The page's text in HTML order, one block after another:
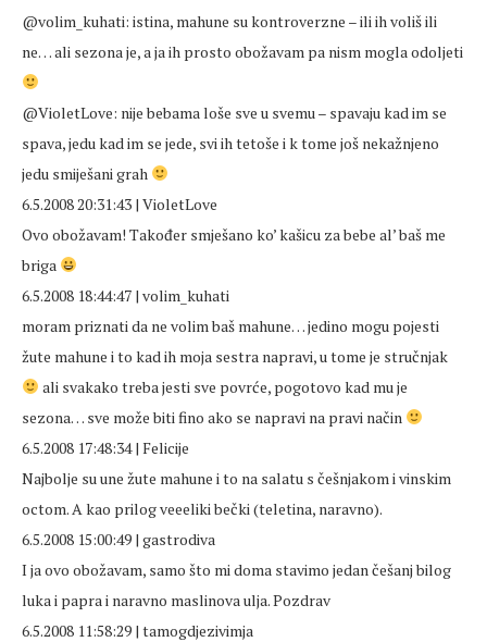
@volim_kuhati: istina, mahune su kontroverzne – ili ih voliš ili
ne… ali sezona je, a ja ih prosto obožavam pa nism mogla odoljeti
@VioletLove: nije bebama loše sve u svemu – spavaju kad im se
spava, jedu kad im se jede, svi ih tetoše i k tome još nekažnjeno
jedu smiješani grah
6.5.2008 20:31:43 | VioletLove
Ovo obožavam! Također smješano ko’ kašicu za bebe al’ baš me
briga
6.5.2008 18:44:47 | volim_kuhati
moram priznati da ne volim baš mahune… jedino mogu pojesti
žute mahune i to kad ih moja sestra napravi, u tome je stručnjak
ali svakako treba jesti sve povrće, pogotovo kad mu je
sezona… sve može biti fino ako se napravi na pravi način
6.5.2008 17:48:34 | Felicije
Najbolje su une žute mahune i to na salatu s češnjakom i vinskim
octom. A kao prilog veeeliki bečki (teletina, naravno).
6.5.2008 15:00:49 | gastrodiva
I ja ovo obožavam, samo što mi doma stavimo jedan češanj bilog
luka i papra i naravno maslinova ulja. Pozdrav
6.5.2008 11:58:29 | tamogdjezivimja